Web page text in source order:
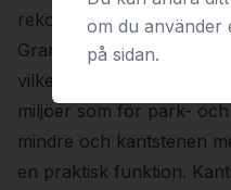
rekommenderas istället
Granitkantsten har hög
vilket gör den väl lämpad
miljöer som för park-
mindre och kantstenen
en praktisk funktion.
om du använder
på sidan.